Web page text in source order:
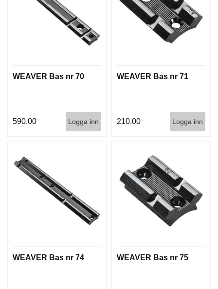
WEAVER Bas nr 70
590,00 Logga inn
WEAVER Bas nr 71
210,00 Logga inn
WEAVER Bas nr 74 WEAVER Bas nr 75